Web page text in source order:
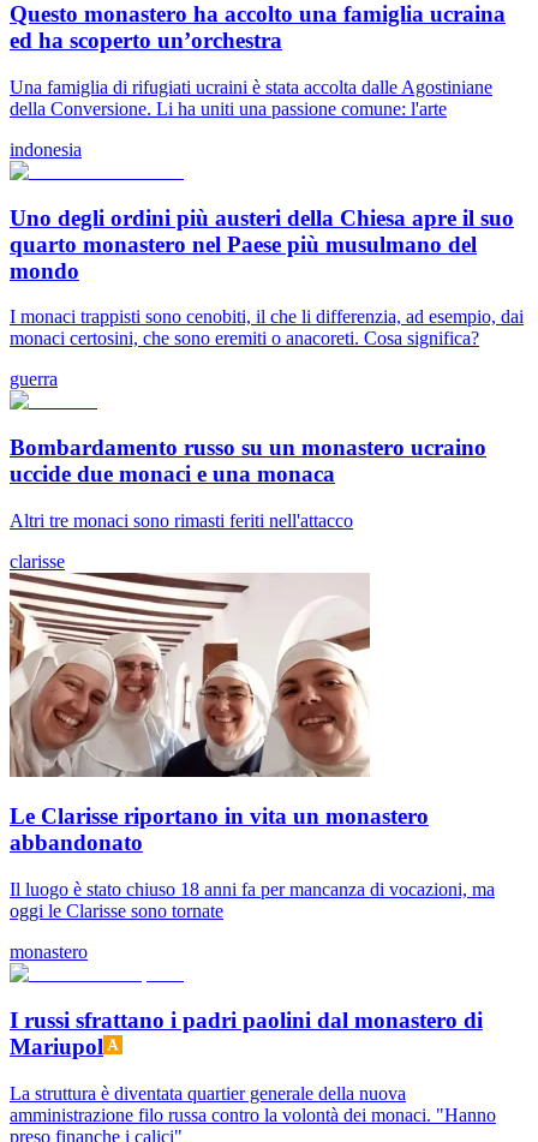
Questo monastero ha accolto una famiglia ucraina
ed ha scoperto un’orchestra
Una famiglia di rifugiati ucraini è stata accolta dalle Agostiniane
della Conversione. Li ha uniti una passione comune: l'arte
indonesia
Uno degli ordini più austeri della Chiesa apre il suo
quarto monastero nel Paese più musulmano del
mondo
I monaci trappisti sono cenobiti, il che li differenzia, ad esempio, dai
monaci certosini, che sono eremiti o anacoreti. Cosa significa?
guerra
Bombardamento russo su un monastero ucraino
uccide due monaci e una monaca
Altri tre monaci sono rimasti feriti nell'attacco
clarisse
Le Clarisse riportano in vita un monastero
abbandonato
Il luogo è stato chiuso 18 anni fa per mancanza di vocazioni, ma
oggi le Clarisse sono tornate
monastero
I russi sfrattano i padri paolini dal monastero di
Mariupol
La struttura è diventata quartier generale della nuova
amministrazione filo russa contro la volontà dei monaci. "Hanno
preso finanche i calici"